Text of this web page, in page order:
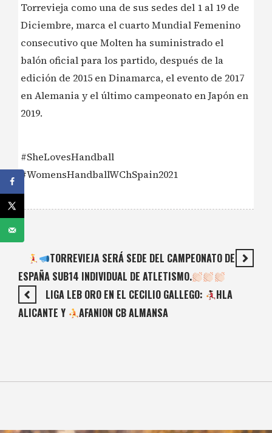
Torrevieja como una de sus sedes del 1 al 19 de
Diciembre, marca el cuarto Mundial Femenino
consecutivo que Molten ha suministrado el
balón oficial para los partido, después de la
edición de 2015 en Dinamarca, el evento de 2017
en Alemania y el último campeonato en Japón en
2019.
#SheLovesHandball
#WomensHandballWChSpain2021
TORREVIEJA SERÁ SEDE DEL CAMPEONATO DE
ESPAÑA SUB14 INDIVIDUAL DE ATLETISMO.
LIGA LEB ORO EN EL CECILIO GALLEGO:
HLA
ALICANTE Y
AFANION CB ALMANSA